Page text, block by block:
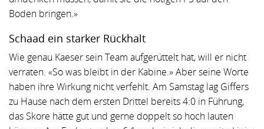
Boden bringen.»
Schaad ein starker Rückhalt
Wie genau Kaeser sein Team aufgerüttelt hat, will er nicht
verraten. «So was bleibt in der Kabine.» Aber seine Worte
haben ihre Wirkung nicht verfehlt. Am Samstag lag Giffers
zu Hause nach dem ersten Drittel bereits 4:0 in Führung,
das Skore hätte gut und gerne doppelt so hoch lauten